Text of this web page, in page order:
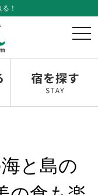
！
t
g
l
n
a
i
と島の